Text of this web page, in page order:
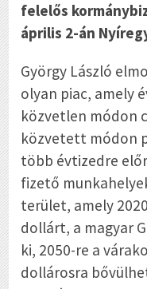
felelős
április 2-án
György László
olyan piac, amely
közvetlen módon
közvetett módon
több évtizedre
fizető
terület, amely
dollárt, a magyar
ki, 2050-re a
dollárosra